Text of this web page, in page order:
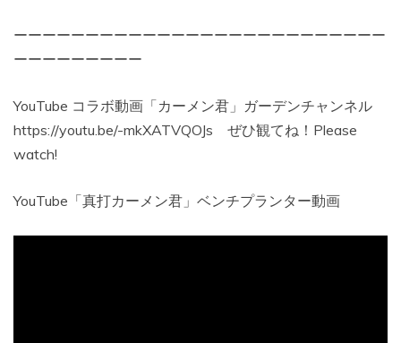
ーーーーーーーーーーーーーーーーーーーーーーーーーー
ーーーーーーーーー
YouTube コラボ動画「カーメン君」ガーデンチャンネル
https://youtu.be/-mkXATVQOJs ぜひ観てね！Please
watch!
YouTube「真打カーメン君」ベンチプランター動画